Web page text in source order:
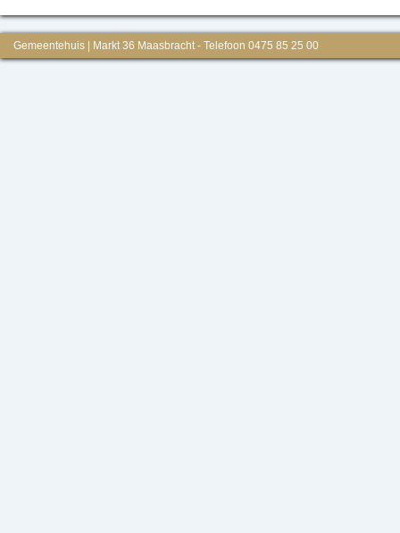
Gemeentehuis | Markt 36 Maasbracht - Telefoon 0475 85 25 00